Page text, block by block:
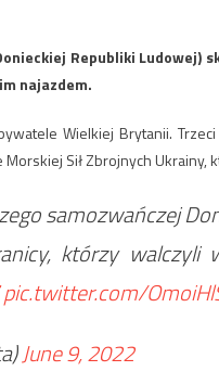
Republiki
najazdem.
Wielkiej Brytanii.
Sił Zbrojnych Ukrainy,
samozwańczej
którzy walczyli
pic.twitter.com/
June 9, 2022